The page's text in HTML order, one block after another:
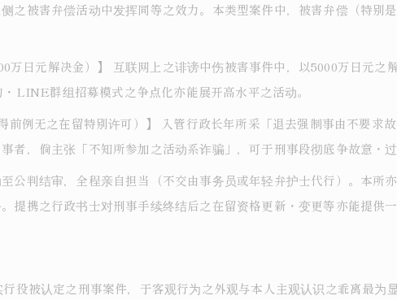
之被害弁偿活动中发挥同等之效力。本类型案件中，被害弁偿（特别
万日元解决金）】 互联网上之诽谤中伤被害事件中，以5000万日元
LINE群组招募模式之争点化亦能展开高水平之活动。
前例无之在留特别许可）】 入管行政长年所采「退去强制事由不要求
者，倘主张「不知所参加之活动系诈骗」，可于刑事段彻底争故意・
公判结审，全程亲自担当（不交由事务员或年轻弁护士代行）。本所
提携之行政书士对刑事手续终结后之在留资格更新・变更等亦能提供一
役被认定之刑事案件，于客观行为之外观与本人主观认识之乖离最为